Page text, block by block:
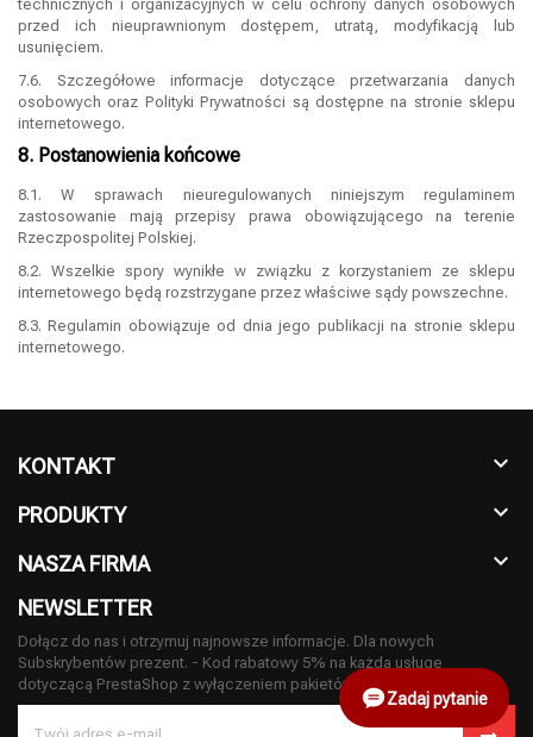
przed ich nieuprawnionym dostępem, utratą, modyfikacją lub
usunięciem.
7.6. Szczegółowe informacje dotyczące przetwarzania danych
osobowych oraz Polityki Prywatności są dostępne na stronie sklepu
internetowego.
8. Postanowienia końcowe
8.1. W sprawach nieuregulowanych niniejszym regulaminem
zastosowanie mają przepisy prawa obowiązującego na terenie
Rzeczpospolitej Polskiej.
8.2. Wszelkie spory wynikłe w związku z korzystaniem ze sklepu
internetowego będą rozstrzygane przez właściwe sądy powszechne.
8.3. Regulamin obowiązuje od dnia jego publikacji na stronie sklepu
internetowego.
KONTAKT 
PRODUKTY 
NASZA FIRMA 
NEWSLETTER
Dołącz do nas i otrzymuj najnowsze informacje. Dla nowych
Subskrybentów prezent. - Kod rabatowy 5% na każdą usługę
dotyczącą PrestaShop z wyłączeniem pakietów VIP.
Zadaj pytanie